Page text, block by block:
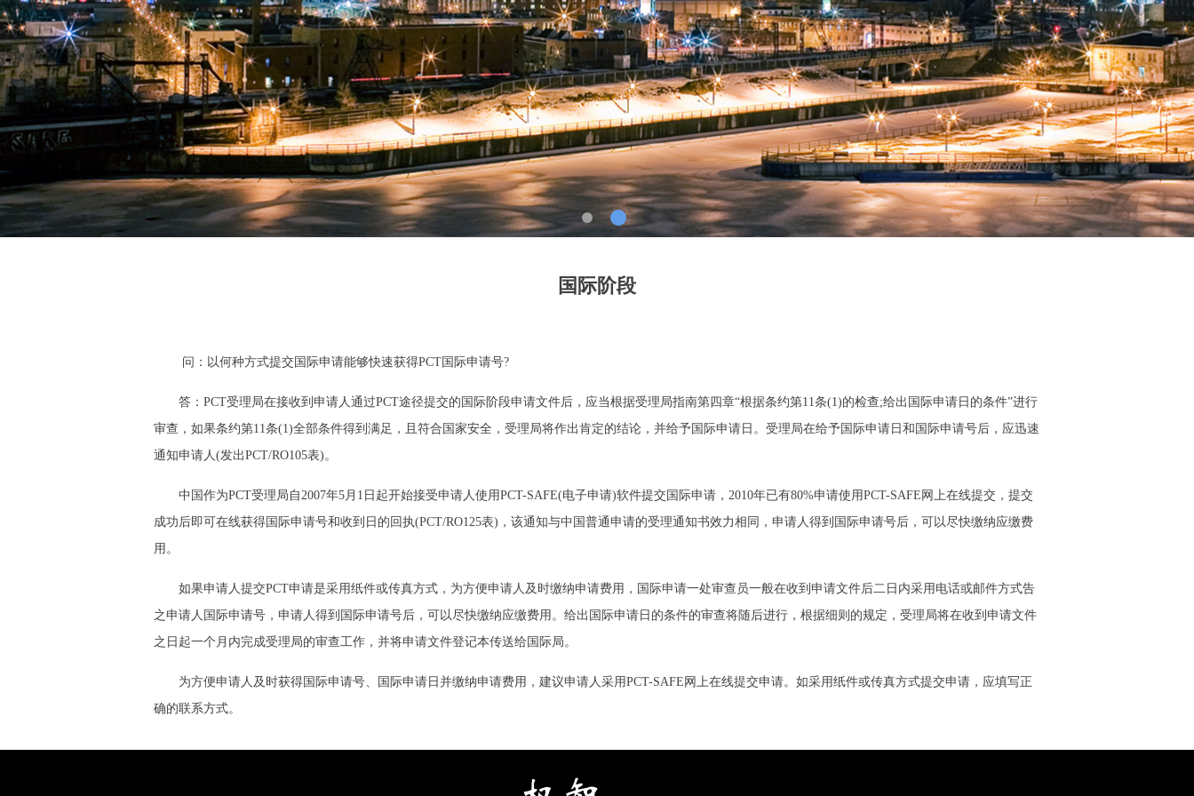
国际阶段
问：以何种方式提交国际申请能够快速获得PCT国际申请号?
答：PCT受理局在接收到申请人通过PCT途径提交的国际阶段申请文件后，应当根据受理局指南第四章“根据条约第11条(1)的检查;给出国际申请日的条件”进行
审查，如果条约第11条(1)全部条件得到满足，且符合国家安全，受理局将作出肯定的结论，并给予国际申请日。受理局在给予国际申请日和国际申请号后，应迅速
通知申请人(发出PCT/RO105表)。
中国作为PCT受理局自2007年5月1日起开始接受申请人使用PCT-SAFE(电子申请)软件提交国际申请，2010年已有80%申请使用PCT-SAFE网上在线提交，提交
成功后即可在线获得国际申请号和收到日的回执(PCT/RO125表)，该通知与中国普通申请的受理通知书效力相同，申请人得到国际申请号后，可以尽快缴纳应缴费
用。
如果申请人提交PCT申请是采用纸件或传真方式，为方便申请人及时缴纳申请费用，国际申请一处审查员一般在收到申请文件后二日内采用电话或邮件方式告
之申请人国际申请号，申请人得到国际申请号后，可以尽快缴纳应缴费用。给出国际申请日的条件的审查将随后进行，根据细则的规定，受理局将在收到申请文件
之日起一个月内完成受理局的审查工作，并将申请文件登记本传送给国际局。
为方便申请人及时获得国际申请号、国际申请日并缴纳申请费用，建议申请人采用PCT-SAFE网上在线提交申请。如采用纸件或传真方式提交申请，应填写正
确的联系方式。